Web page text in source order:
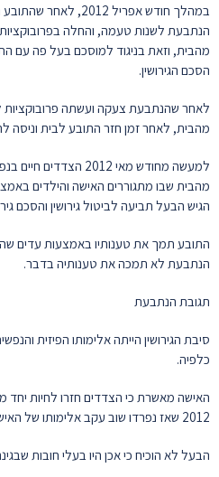
במהלך חודש אפריל
הנתבעת לשנות טעמה, והחלה
מהבית, וזאת בניגוד למוסכם בעל פה עם
הסכם הגירושין.
לאחר שהנתבעת צעקה ועשתה פרובוקציות
מהבית, לאחר זמן חזר התובע לבית וניסה
למעשה מחודש מאי 2012
מהבית שבו מתגוררים האישה והילדים
הגיש הבעל תביעה לביטול גירושין והסכם
התובע תמך את טענותיו באמצעות עדים
הנתבעת לא תמכה את טענותיה בדבר.
תגובת הנתבעת
סיבת הגירושין הייתה אלימותו הפיזית
כלפיה.
2012 שאז נפרדו שוב עקב אלימותו של האיש כלפיה.
הבעל לא הוכיח כי אכן היו בעלי חובות